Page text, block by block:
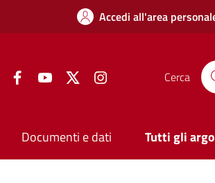
Accedi all'area
FacebookYouTube Twitter Cerca
Documenti e dati Tutti gli